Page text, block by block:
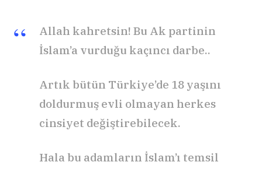
Allah kahretsin! Bu Ak partinin
İslam’a vurduğu kaçıncı darbe..
Artık bütün Türkiye’de 18 yaşını
doldurmuş evli olmayan herkes
cinsiyet değiştirebilecek.
Hala bu adamların İslam’ı temsil